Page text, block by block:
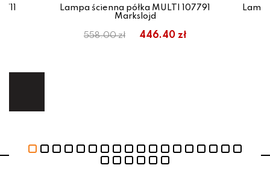
Lampa ścienna półka MULTI 107791
Markslojd
558.00 zł 446.40 zł